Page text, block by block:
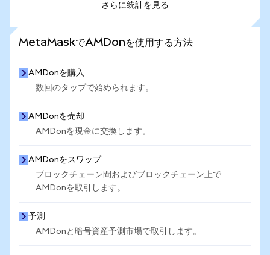
さらに統計を見る
MetaMaskでAMDonを使用する方法
AMDonを購入
数回のタップで始められます。
AMDonを売却
AMDonを現金に交換します。
AMDonをスワップ
ブロックチェーン間およびブロックチェーン上で
AMDonを取引します。
予測
AMDonと暗号資産予測市場で取引します。